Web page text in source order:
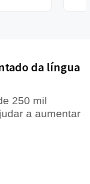
da língua
250 mil
a aumentar